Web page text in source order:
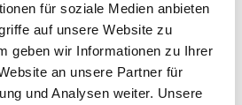
für soziale Medien anbieten
auf unsere Website zu
geben wir Informationen zu Ihrer
an unsere Partner für
und Analysen weiter. Unsere